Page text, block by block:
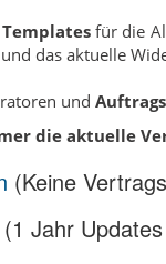
für die
das aktuelle
und
die aktuelle
(Keine
(1 Jahr